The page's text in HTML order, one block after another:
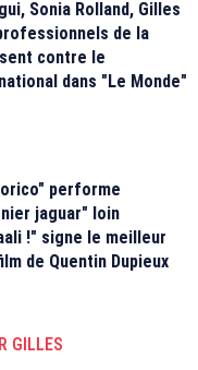
Sonia Rolland, Gilles
de la
contre le
dans "Le Monde"
performe
jaguar" loin
!" signe le meilleur
de Quentin Dupieux
GILLES